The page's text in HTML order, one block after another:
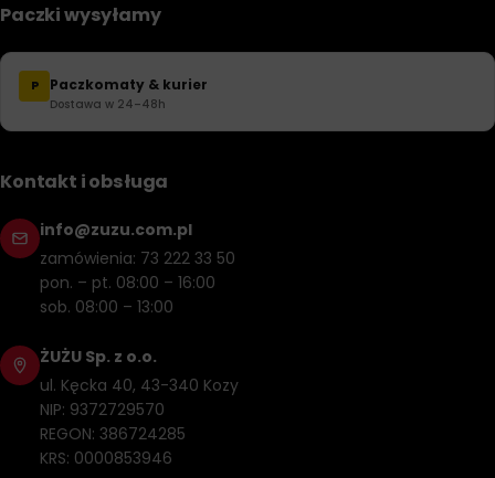
Paczki wysyłamy
P Paczkomaty & kurier
Dostawa w 24–48h
Kontakt i obsługa
info@zuzu.com.pl
zamówienia: 73 222 33 50
pon. – pt. 08:00 – 16:00
sob. 08:00 – 13:00
ŻUŻU Sp. z o.o.
ul. Kęcka 40, 43-340 Kozy
NIP: 9372729570
REGON: 386724285
KRS: 0000853946